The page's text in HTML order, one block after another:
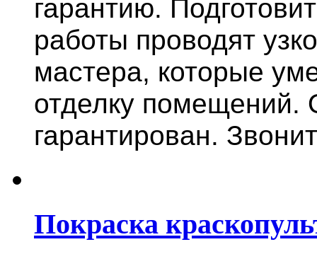
гарантию.
работы проводят
мастера, которые
отделку помещений.
гарантирован.
Покраска